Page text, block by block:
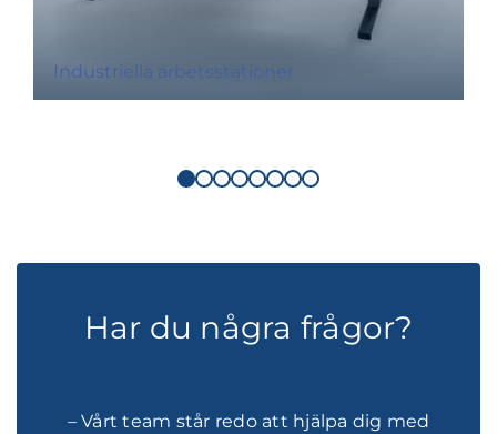
Industriella arbetsstationer
Har du några frågor?
– Vårt team står redo att hjälpa dig med